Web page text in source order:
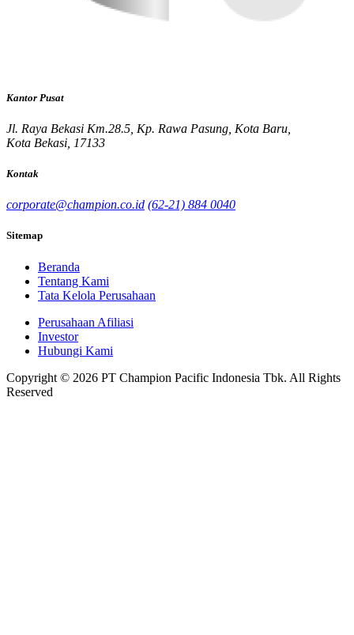
Kantor Pusat
Jl. Raya Bekasi Km.28.5, Kp. Rawa Pasung, Kota Baru,
Kota Bekasi, 17133
Kontak
corporate@champion.co.id (62-21) 884 0040
Sitemap
Beranda
Tentang Kami
Tata Kelola Perusahaan
Perusahaan Afiliasi
Investor
Hubungi Kami
Copyright © 2026 PT Champion Pacific Indonesia Tbk. All Rights
Reserved